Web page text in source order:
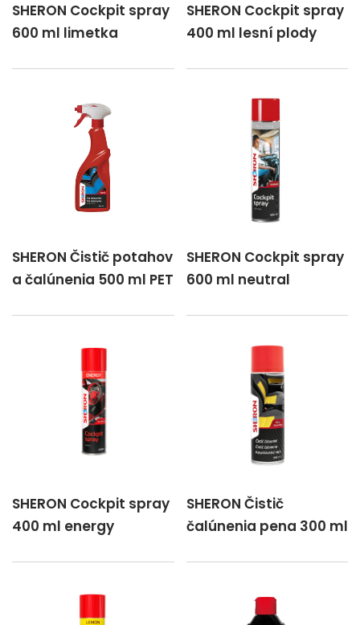
SHERON Cockpit spray
600 ml limetka
SHERON Cockpit spray
400 ml lesní plody
SHERON Čistič potahov
a čalúnenia 500 ml PET
SHERON Cockpit spray
600 ml neutral
SHERON Cockpit spray
400 ml energy
SHERON Čistič
čalúnenia pena 300 ml